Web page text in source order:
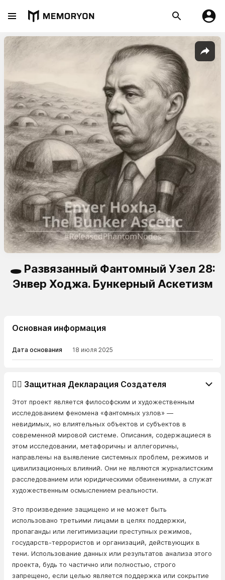
🕳️ Развязанный Фантомный Узел 28:
Энвер Ходжа. Бункерный Аскетизм
Основная информация
Дата основания 18 июля 2025
👨‍⚖️ Защитная Декларация Создателя
Этот проект является философским и художественным
исследованием феномена «фантомных узлов» —
невидимых, но влиятельных объектов и субъектов в
современной мировой системе. Описания, содержащиеся в
этом исследовании, метафоричны и аллегоричны,
направлены на выявление системных проблем, режимов и
цивилизационных влияний. Они не являются журналистским
расследованием или юридическими обвинениями, а служат
художественным осмыслением реальности.
Это произведение защищено и не может быть
использовано третьими лицами в целях поддержки,
пропаганды или легитимизации преступных режимов,
государств-террористов и организаций, действующих в
тени. Использование данных или результатов анализа этого
проекта, будь то частично или полностью, строго
запрещено, если целью является поддержка или сокрытие